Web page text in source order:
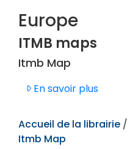
Europe
ITMB maps
Itmb Map
En savoir plus
Accueil de la librairie /
Itmb Map